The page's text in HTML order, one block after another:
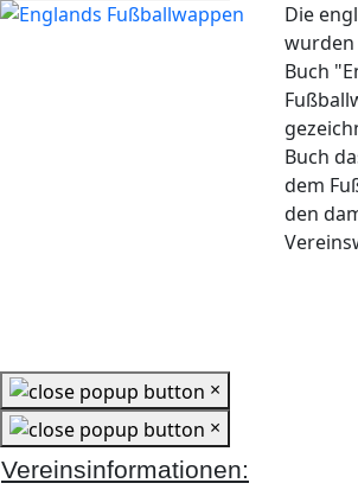
Die
wurden
Buch
Buch
dem
den
×
×
Vereinsinformationen: